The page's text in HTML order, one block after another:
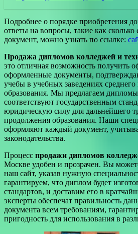
Подробнее о порядке приобретения
ответы на вопросы, такие как сколько
документ, можно узнать по ссылке:
Продажа дипломов колледжей и
это отличная возможность получить
оформленные документы,
учебы в учебных заведениях
образования. Мы предлагаем
соответствуют государственным
юридическую силу для дальнейшего
продолжения образования. Наши
оформляют каждый документ,
законодательства.
Процесс продажи дипломов
Москве удобен и прозрачен. Вы
наш сайт, указав нужную
гарантируем, что диплом будет
стандартов, и доставим его в
эксперты обеспечат правильность
документа всем требованиям,
пригодность для использования в